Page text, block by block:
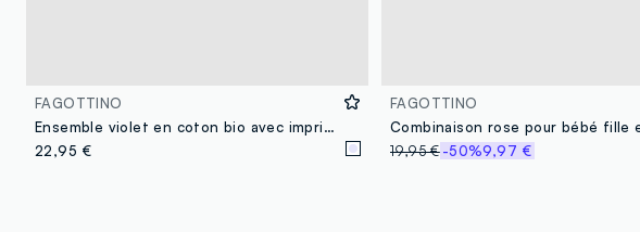
FAGOTTINO
Ensemble violet en coton bio avec imprimé Les 101 Dalmatiens pour bébé fille
22,95 €
FAGOTTINO
19,95 €-50%9,97 €